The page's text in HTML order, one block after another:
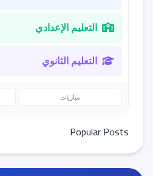
التعليم الإعدادي
التعليم الثانوي
مباريات
Popular Posts